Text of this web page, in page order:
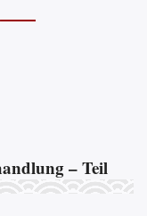
– Teil